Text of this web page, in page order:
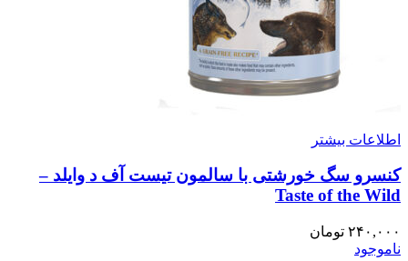
اطلاعات بیشتر
کنسرو سگ خورشتی با سالمون تیست آف د وایلد –
Taste of the Wild
۲۴۰,۰۰۰ تومان
ناموجود